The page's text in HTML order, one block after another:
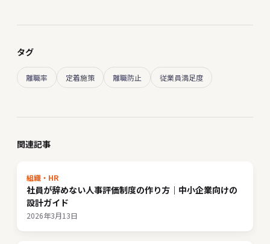
タグ
離職率 定着施策 離職防止 従業員満足度
関連記事
組織・HR
社員が辞めない人事評価制度の作り方｜中小企業向けの
設計ガイド
2026年3月13日